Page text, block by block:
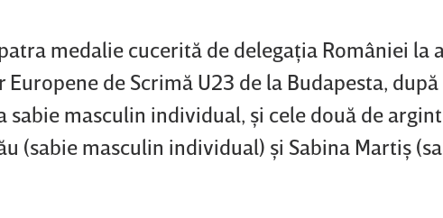
medalie cucerită de delegaţia României la
de Scrimă U23 de la Budapesta,
sabie masculin individual, şi cele două de
(sabie masculin individual) şi Sabina Martiş